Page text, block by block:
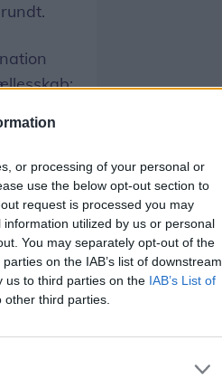
or processing of your personal or
use the below opt-out section to
request is processed you may
utilized by us or personal
You may separately opt-out of the
on the IAB’s list of downstream
us to third parties on the IAB’s List of
third parties.
forskel
og
torvet
i
på